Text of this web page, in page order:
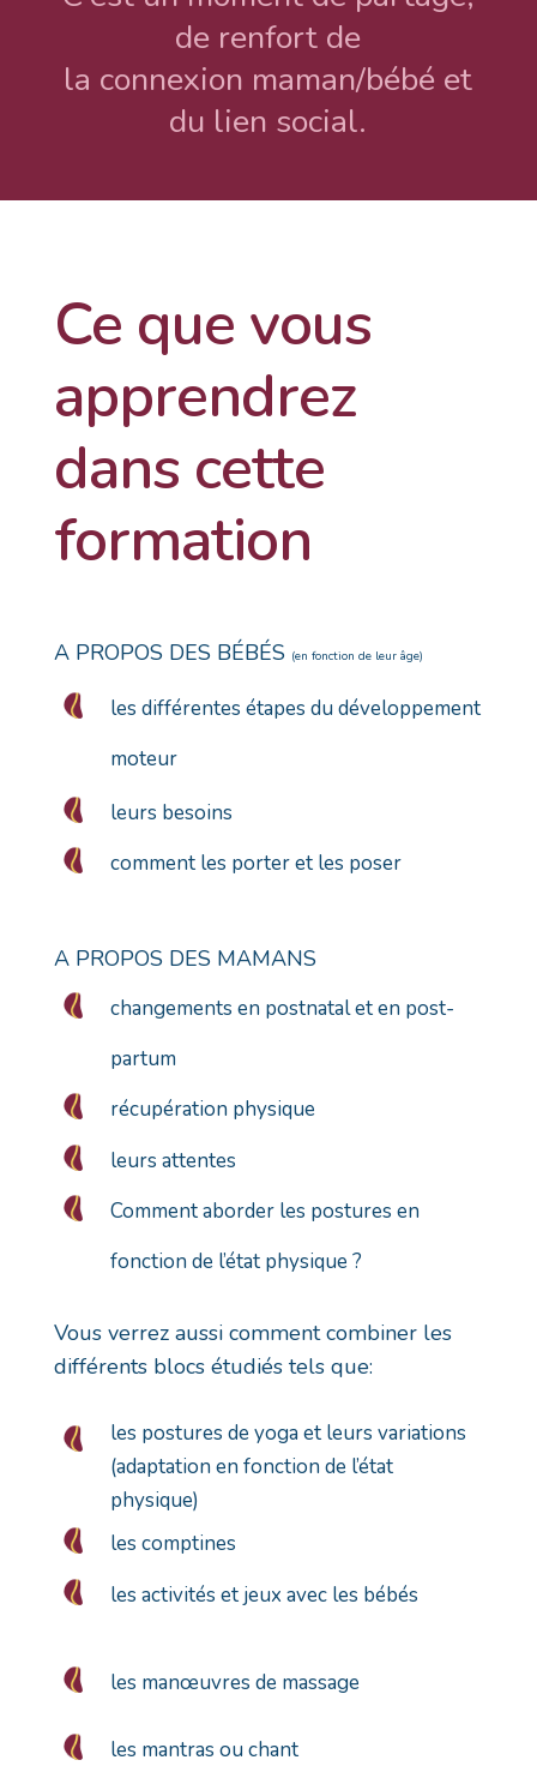
de renfort de
la connexion maman/bébé et
du lien social.
Ce que vous
apprendrez
dans cette
formation
A PROPOS DES BÉBÉS (en fonction de leur âge)
les différentes étapes du développement
moteur
leurs besoins
comment les porter et les poser
A PROPOS DES MAMANS
changements en postnatal et en post-
partum
récupération physique
leurs attentes
Comment aborder les postures en
fonction de l’état physique ?
Vous verrez aussi comment combiner les
différents blocs étudiés tels que:
les postures de yoga et leurs variations
(adaptation en fonction de l’état
physique)
les comptines
les activités et jeux avec les bébés
les manœuvres de massage
les mantras ou chant